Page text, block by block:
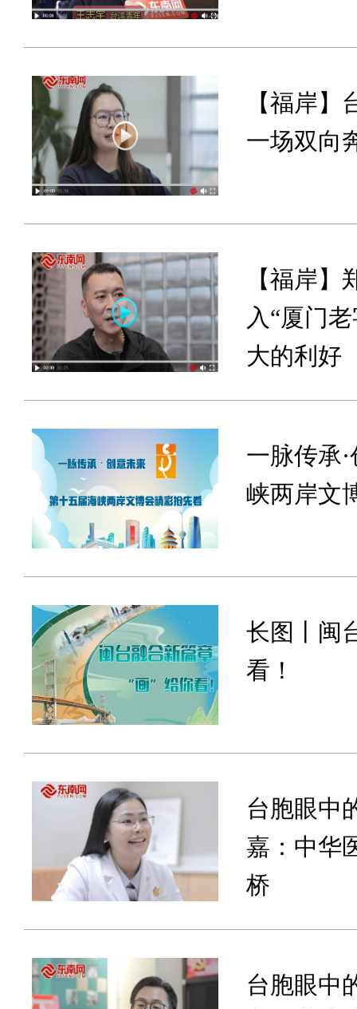
【福岸
一场双向
【福岸
入“厦门
大的利好
一脉传承
峡两岸文
长图丨闽
看！
台胞眼中
嘉：中华
桥
台胞眼中